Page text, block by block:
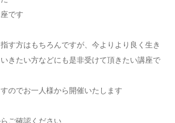
です
す方はもちろんですが、今よりより良く生き
きたい方などにも是非受けて頂きたい講座で
のでお一人様から開催いたします
ご確認ください